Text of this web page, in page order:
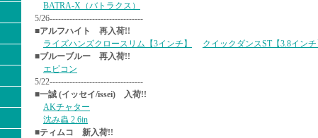
BATRA-X（バトラクス）
5/26---------------------------------
■アルフハイト 再入荷!!
ライズハンズクロースリム【3インチ】
クイックダンスST【3.8イン
■ブルーブルー 再入荷!!
エビコン
5/22---------------------------------
■一誠 (イッセイ/issei) 入荷!!
AKチャター
沈み蟲 2.6in
■ティムコ 新入荷!!